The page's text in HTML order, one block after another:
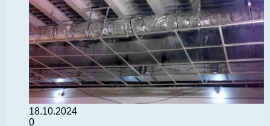
18.10.2024
0